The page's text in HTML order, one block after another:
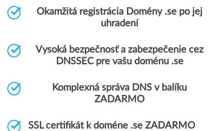
Okamžitá registrácia Domény .se po jej
uhradení
Vysoká bezpečnosť a zabezpečenie cez
DNSSEC pre vašu doménu .se
Komplexná správa DNS v balíku
ZADARMO
SSL certifikát k doméne .se ZADARMO